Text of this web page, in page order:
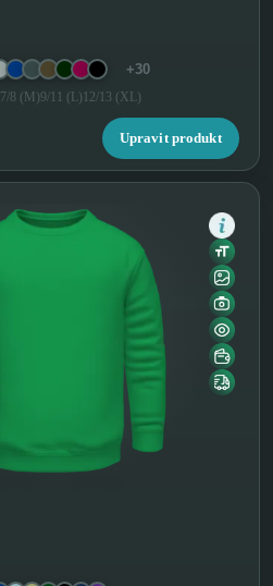
+30
7/8 (M)9/11 (L) 12/13 (XL)
Upravit produkt